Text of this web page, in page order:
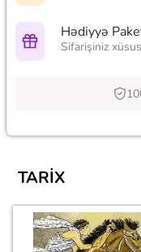
Hədiyyə
Sifarişiniz
TARIX